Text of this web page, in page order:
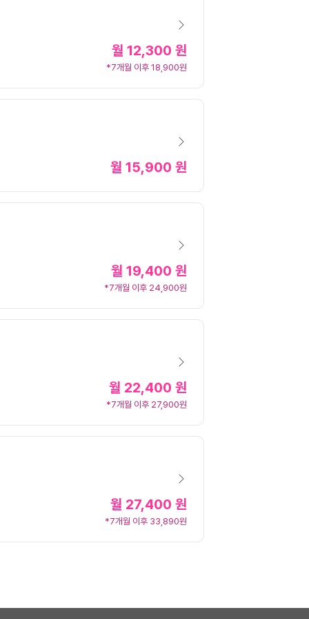
월 12,300 원
*7개월 이후 18,900원
월 15,900 원
월 19,400 원
*7개월 이후 24,900원
월 22,400 원
*7개월 이후 27,900원
월 27,400 원
*7개월 이후 33,890원